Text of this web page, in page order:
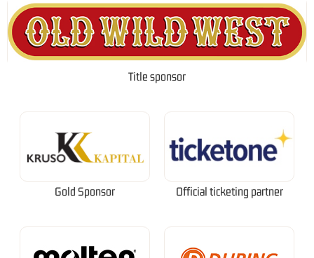
Title sponsor
Gold Sponsor Official ticketing partner